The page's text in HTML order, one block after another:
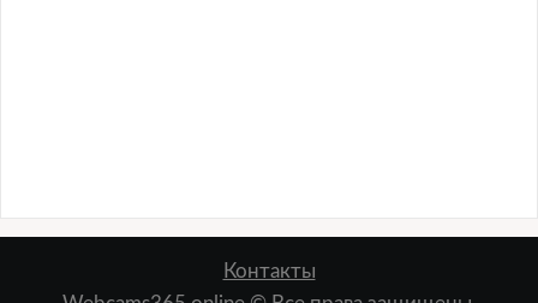
Контакты